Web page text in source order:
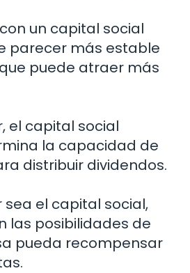
un capital social
parecer más estable
puede atraer más
el capital social
la capacidad de
distribuir dividendos.
el capital social,
las posibilidades de
pueda recompensar